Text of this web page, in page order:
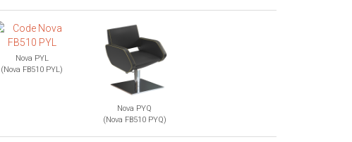
Nova PYL
(Nova FB510 PYL)
Nova PYQ
(Nova FB510 PYQ)